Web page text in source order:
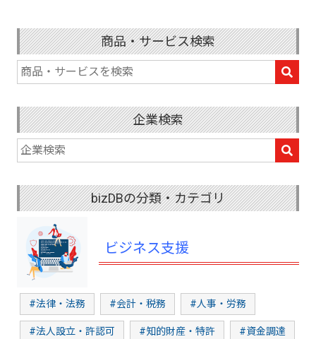
商品・サービス検索
企業検索
bizDBの分類・カテゴリ
ビジネス支援
#法律・法務 #会計・税務 #人事・労務
#法人設立・許認可 #知的財産・特許 #資金調達